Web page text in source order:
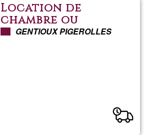
Location de
chambre ou
possibilité de
GENTIOUX PIGEROLLES